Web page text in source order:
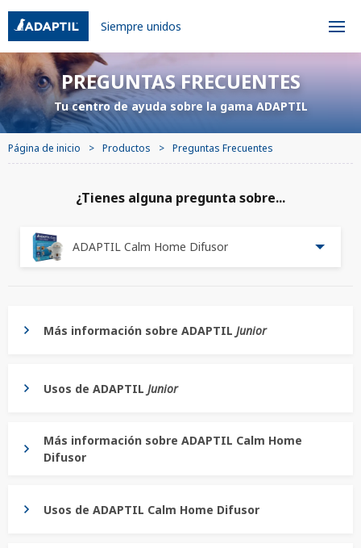
Siempre unidos
PREGUNTAS FRECUENTES
Tu centro de ayuda sobre la gama ADAPTIL
Página de inicio Productos Preguntas Frecuentes
¿Tienes alguna pregunta sobre...
ADAPTIL Calm Home Difusor
Más información sobre ADAPTIL Junior
Usos de ADAPTIL Junior
Más información sobre ADAPTIL Calm Home
Difusor
Usos de ADAPTIL Calm Home Difusor